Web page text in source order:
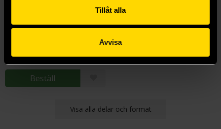
Tillåt alla
Avvisa
Defiant
Beställ
Visa alla delar och format